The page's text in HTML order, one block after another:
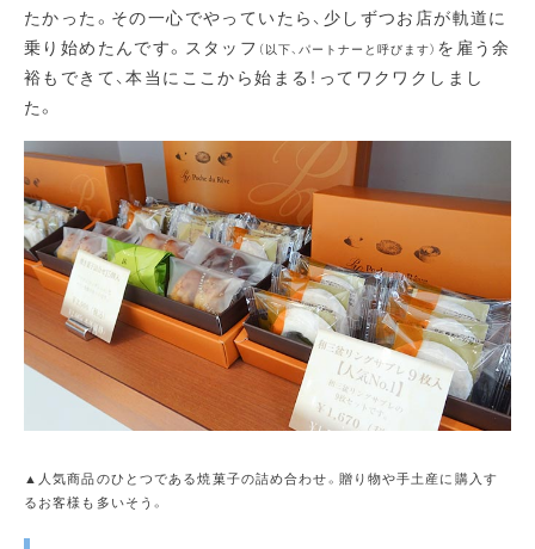
たかった。その一心でやっていたら、少しずつお店が軌道に
乗り始めたんです。スタッフ （以下、パートナーと呼びます） を雇う余
裕もできて、本当にここから始まる！ってワクワクしまし
た。
▲人気商品のひとつである焼菓子の詰め合わせ。贈り物や手土産に購入す
るお客様も多いそう。